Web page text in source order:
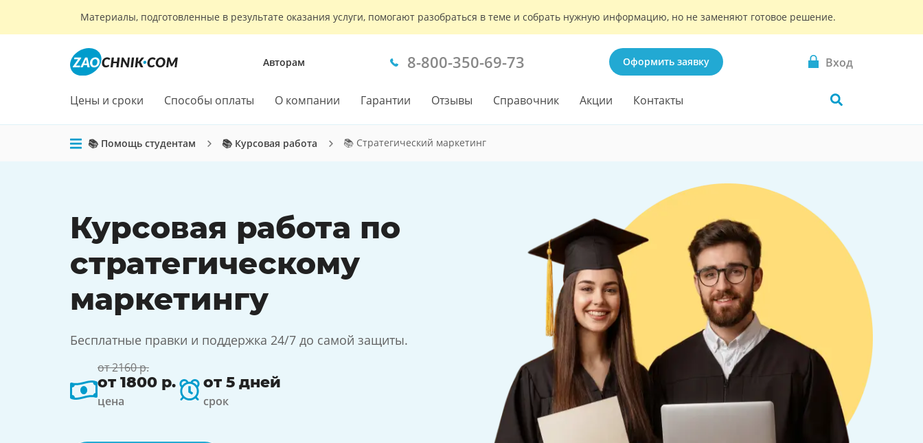
Материалы, подготовленные в результате оказания услуги, помогают разобраться в теме и собрать нужную информацию, но не заменяют готовое решение.
Авторам 8-800-350-69-73 Оформить заявку Вход
Цены и сроки Способы оплаты О компании Гарантии Отзывы Справочник Акции Контакты
📚 Помощь студентам 📚 Курсовая работа 📚 Стратегический маркетинг
Курсовая работа по
стратегическому
маркетингу
Бесплатные правки и поддержка 24/7 до самой защиты.
от 2160 р.
от 1800 р.
цена
от 5 дней
срок